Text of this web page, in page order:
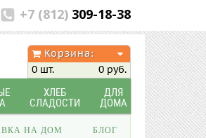
+7 (812) 309-18-38
Корзина:
0 шт.
0 руб.
ХЛЕБ
СЛАДОСТИ
ДЛЯ
ДОМА
НА ДОМ БЛОГ